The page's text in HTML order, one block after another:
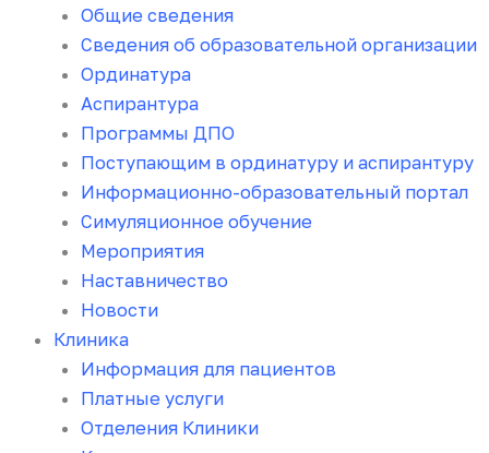
Общие сведения
Сведения об образовательной организации
Ординатура
Аспирантура
Программы ДПО
Поступающим в ординатуру и аспирантуру
Информационно-образовательный портал
Симуляционное обучение
Мероприятия
Наставничество
Новости
Клиника
Информация для пациентов
Платные услуги
Отделения Клиники